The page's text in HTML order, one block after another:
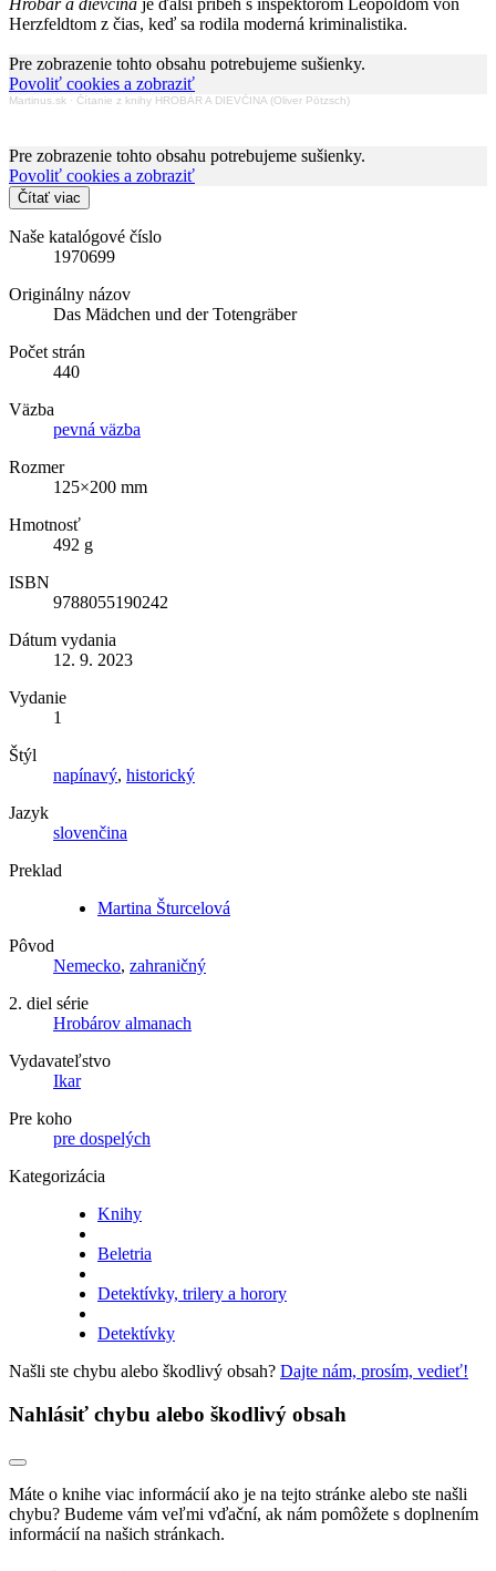
Herzfeldtom z čias, keď sa rodila moderná kriminalistika.
Pre zobrazenie tohto obsahu potrebujeme sušienky.
Povoliť cookies a zobraziť
Martinus.sk · Čítanie z knihy HROBÁR A DIEVČINA (Oliver Pötzsch)
Pre zobrazenie tohto obsahu potrebujeme sušienky.
Povoliť cookies a zobraziť
Čítať viac
Naše katalógové číslo
1970699
Originálny názov
Das Mädchen und der Totengräber
Počet strán
440
Väzba
pevná väzba
Rozmer
125×200 mm
Hmotnosť
492 g
ISBN
9788055190242
Dátum vydania
12. 9. 2023
Vydanie
1
Štýl
napínavý, historický
Jazyk
slovenčina
Preklad
Martina Šturcelová
Pôvod
Nemecko, zahraničný
2. diel série
Hrobárov almanach
Vydavateľstvo
Ikar
Pre koho
pre dospelých
Kategorizácia
Knihy
Beletria
Detektívky, trilery a horory
Detektívky
Našli ste chybu alebo škodlivý obsah? Dajte nám, prosím, vedieť!
Nahlásiť chybu alebo škodlivý obsah
Máte o knihe viac informácií ako je na tejto stránke alebo ste našli
chybu? Budeme vám veľmi vďační, ak nám pomôžete s doplnením
informácií na našich stránkach.